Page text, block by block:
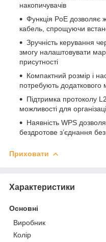
накопичувачів
Функція PoE дозволяє
кабель, спрощуючи
Зручність керування
змогу налаштовувати
присутності
Компактний розмір і
потребують додаткового
Підтримка протоколу
можливості для
Наявність WPS
бездротове з’єднання
Приховати
Характеристики
Основні
Виробник
Колір